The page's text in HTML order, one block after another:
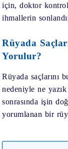
için, doktor
ihmallerin
Rüyada
Yorulur?
Rüyada saçlarını
nedeniyle ne
sonrasında işin
yorumlanan bir